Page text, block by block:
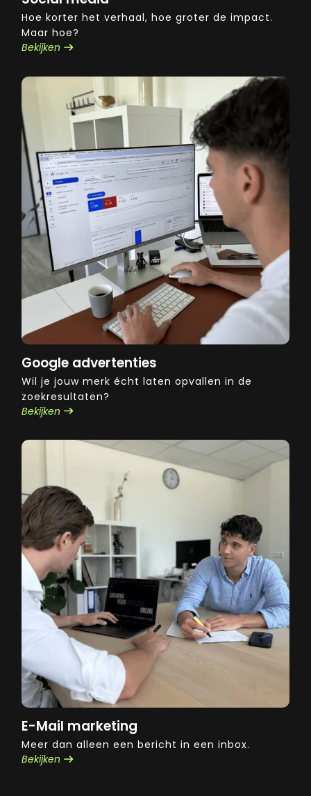
Hoe korter het verhaal, hoe groter de impact.
Maar hoe?
Bekijken
Google advertenties
Wil je jouw merk écht laten opvallen in de
zoekresultaten?
Bekijken
E-Mail marketing
Meer dan alleen een bericht in een inbox.
Bekijken